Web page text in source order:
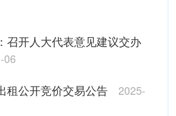
召开人大代表意见建议交办
06
租公开竞价交易公告
2025-